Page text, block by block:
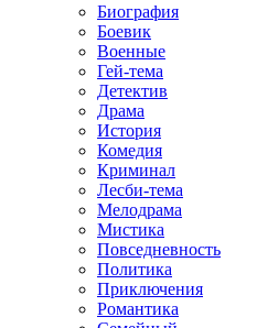
Биография
Боевик
Военные
Гей-тема
Детектив
Драма
История
Комедия
Криминал
Лесби-тема
Мелодрама
Мистика
Повседневность
Политика
Приключения
Романтика